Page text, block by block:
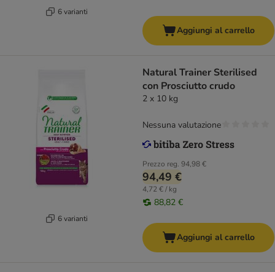
6 varianti
Aggiungi al carrello
6 varianti
Natural Trainer Sterilised
con Prosciutto crudo
2 x 10 kg
Prezzo reg. 94,98 €
94,49 €
4,72 € / kg
88,82 €
Nessuna valutazione
Aggiungi al carrello